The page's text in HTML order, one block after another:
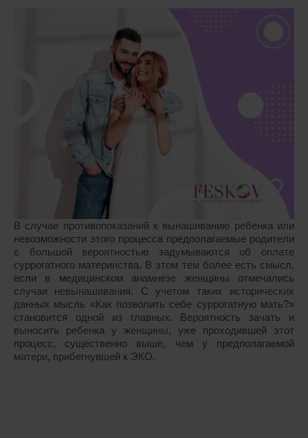
В случае противопоказаний к вынашиванию ребенка или
невозможности этого процесса предполагаемые родители
с большой вероятностью задумываются об оплате
суррогатного материнства. В этом тем более есть смысл,
если в медицинском анамнезе женщины отмечались
случаи невынашивания. С учетом таких исторических
данных мысль «Как позволить себе суррогатную мать?»
становится одной из главных. Вероятность зачать и
выносить ребенка у женщины, уже проходившей этот
процесс, существенно выше, чем у предполагаемой
матери, прибегнувшей к ЭКО.